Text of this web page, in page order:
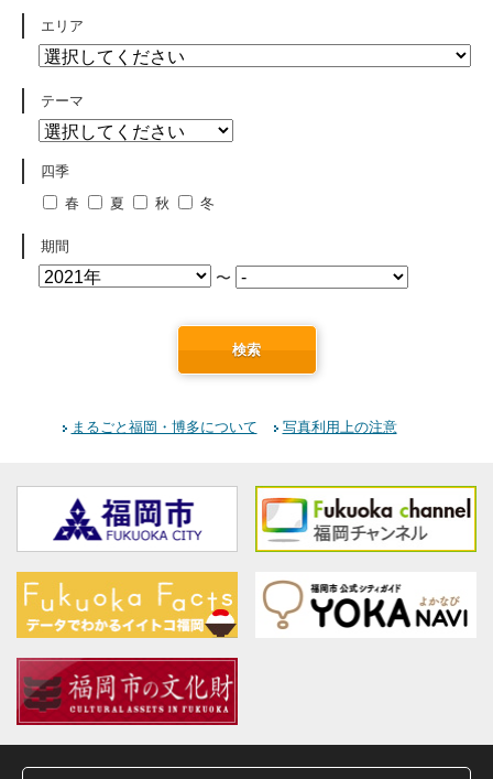
エリア
テーマ
四季
春
夏 秋 冬
期間
〜
検索
まるごと福岡・博多について 写真利用上の注意